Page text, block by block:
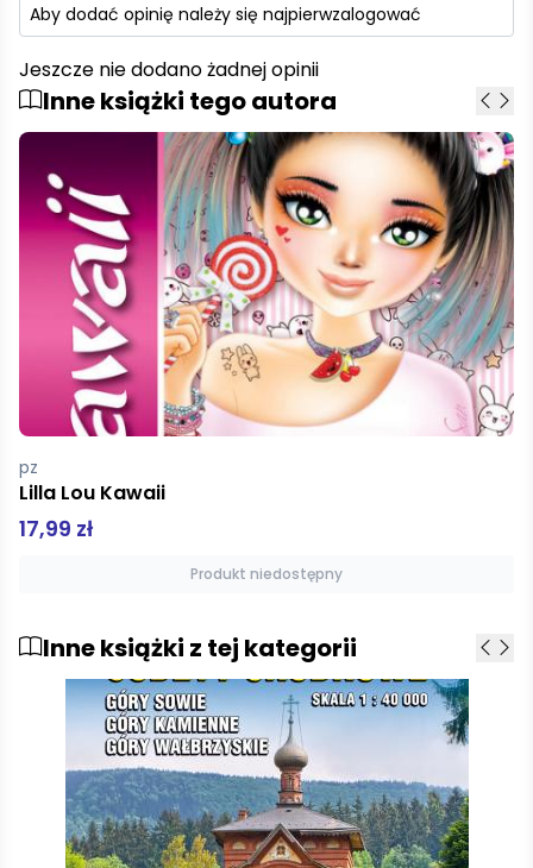
Aby dodać opinię należy się najpierwzalogować
Jeszcze nie dodano żadnej opinii
Inne książki tego autora
pz
Zuzia i Łatek Wesołe zwierzątka
3,00 zł
Produkt niedostępny
Inne książki z tej kategorii